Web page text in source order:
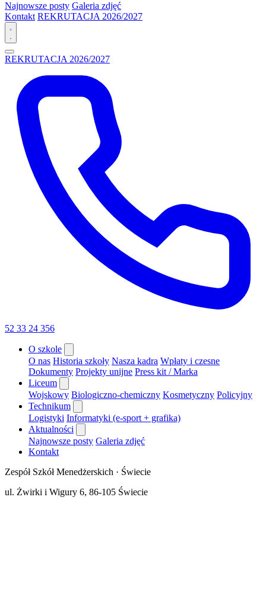
Najnowsze posty Galeria zdjęć
Kontakt REKRUTACJA 2026/2027
REKRUTACJA 2026/2027
52 33 24 356
O szkole
O nas Historia szkoły Nasza kadra Wpłaty i czesne
Dokumenty Projekty unijne Press kit / Marka
Liceum
Wojskowy Biologiczno-chemiczny Kosmetyczny Policyjny
Technikum
Logistyki Informatyki (e-sport + grafika)
Aktualności
Najnowsze posty Galeria zdjęć
Kontakt
Zespół Szkół Menedżerskich · Świecie
ul. Żwirki i Wigury 6, 86-105 Świecie